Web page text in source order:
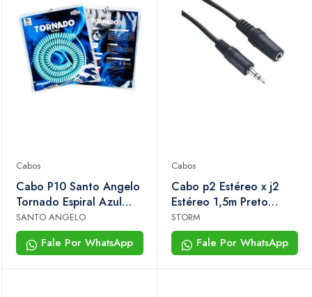
Cabos
Cabo P10 Santo Angelo
Tornado Espiral Azul
Claro 30ft 9,15m
Guitarra Baixo
SANTO ANGELO
Fale Por WhatsApp
Cabos
Cabo p2 Estéreo x j2
Estéreo 1,5m Preto
Storm
STORM
Fale Por WhatsApp